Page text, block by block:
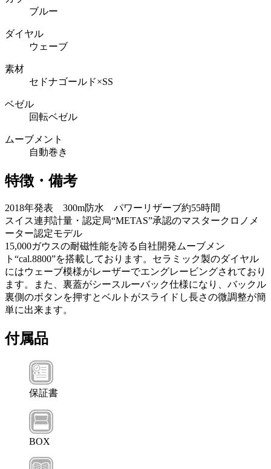
ブルー
ダイヤル
ウェーブ
素材
セドナゴールド×SS
ベゼル
回転ベゼル
ムーブメント
自動巻き
特徴・備考
2018年発表 300m防水 パワーリザーブ約55時間
スイス連邦計量・認定局“METAS”承認のマスタークロノメ
ーター認定モデル
15,000ガウスの耐磁性能を誇る自社開発ムーブメン
ト“cal.8800”を搭載しております。セラミック製のダイヤル
にはウェーブ模様がレーザーでエングレービングされており
ます。また、裏蓋がシースルーバック仕様になり、バックル
裏側のボタンを押すとベルトがスライドし長さの微調整が簡
単に出来ます。
付属品
保証書
BOX